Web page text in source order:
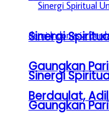
Sinergi
Gaungkan
Berdaulat,
Sinergi
Gaungkan